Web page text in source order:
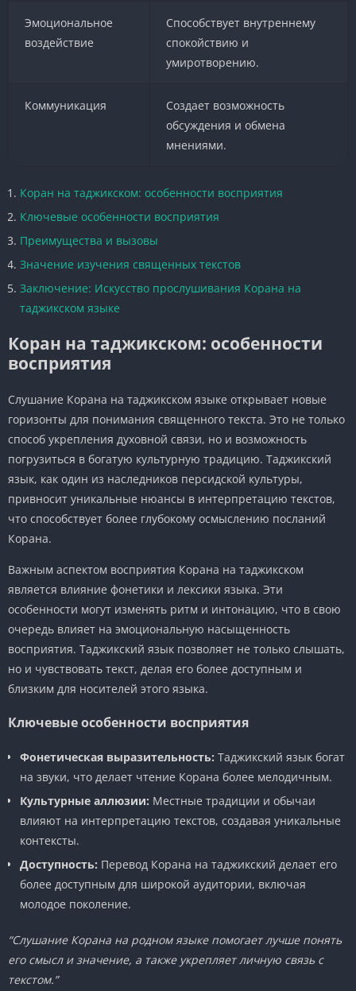
Эмоциональное
воздействие
Способствует внутреннему
спокойствию и
умиротворению.
Коммуникация
Создает возможность
обсуждения и обмена
мнениями.
Коран на таджикском: особенности восприятия
Ключевые особенности восприятия
Преимущества и вызовы
Значение изучения священных текстов
Заключение: Искусство прослушивания Корана на
таджикском языке
Коран на таджикском: особенности
восприятия
Слушание Корана на таджикском языке открывает новые
горизонты для понимания священного текста. Это не только
способ укрепления духовной связи, но и возможность
погрузиться в богатую культурную традицию. Таджикский
язык, как один из наследников персидской культуры,
привносит уникальные нюансы в интерпретацию текстов,
что способствует более глубокому осмыслению посланий
Корана.
Важным аспектом восприятия Корана на таджикском
является влияние фонетики и лексики языка. Эти
особенности могут изменять ритм и интонацию, что в свою
очередь влияет на эмоциональную насыщенность
восприятия. Таджикский язык позволяет не только слышать,
но и чувствовать текст, делая его более доступным и
близким для носителей этого языка.
Ключевые особенности восприятия
Фонетическая выразительность: Таджикский язык богат
на звуки, что делает чтение Корана более мелодичным.
Культурные аллюзии: Местные традиции и обычаи
влияют на интерпретацию текстов, создавая уникальные
контексты.
Доступность: Перевод Корана на таджикский делает его
более доступным для широкой аудитории, включая
молодое поколение.
“Слушание Корана на родном языке помогает лучше понять
его смысл и значение, а также укрепляет личную связь с
текстом.”